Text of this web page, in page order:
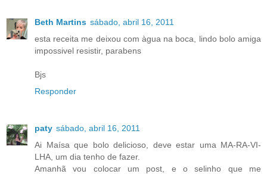
Beth Martins sábado, abril 16, 2011
esta receita me deixou com àgua na boca, lindo bolo amiga
impossivel resistir, parabens
Bjs
Responder
paty sábado, abril 16, 2011
Ai Maísa que bolo delicioso, deve estar uma MA-RA-VI-
LHA, um dia tenho de fazer.
Amanhã vou colocar um post, e o selinho que me